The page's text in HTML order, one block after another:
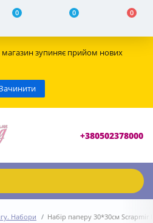
0 0 0
зупиняє прийом нових
+380502378000
Набори Набір паперу 30*30см Scrapmir